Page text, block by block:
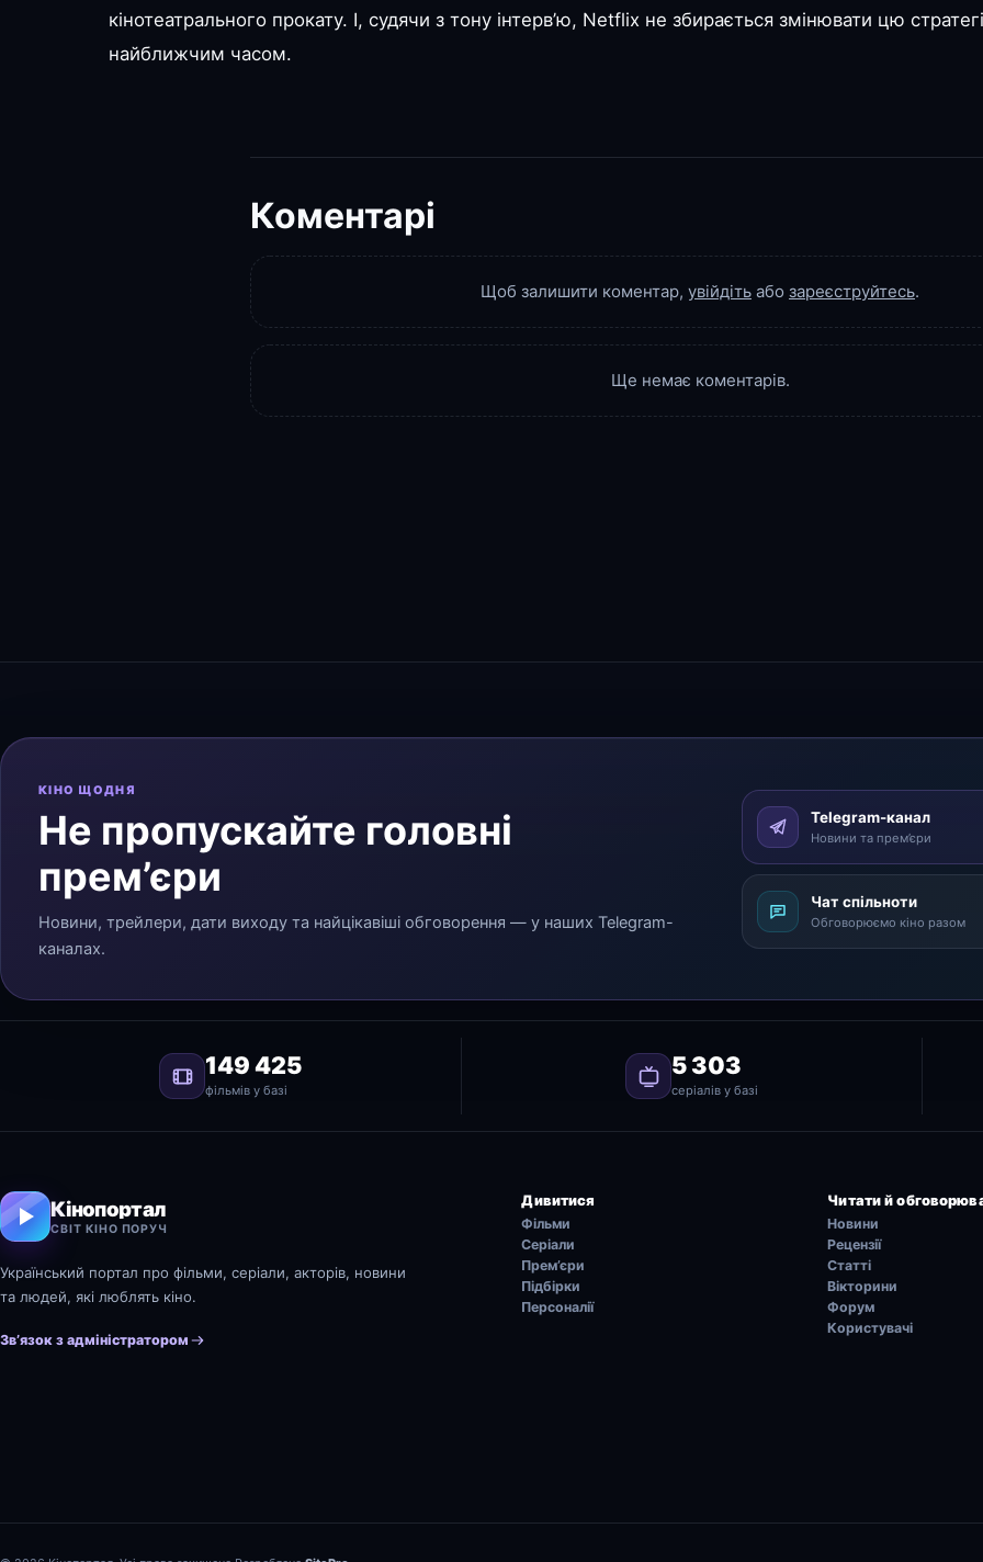
кінотеатрального прокату. І, судячи з тону інтерв’ю, Netflix не збирається змінювати цю
найближчим часом.
Коментарі
Щоб залишити коментар, увійдіть або зареєструйтесь.
Ще немає коментарів.
КІНО ЩОДНЯ
Не пропускайте головні
прем’єри
Новини, трейлери, дати виходу та найцікавіші обговорення — у наших Telegram-
каналах.
Telegram-канал
Новини та прем’єри
Чат спільноти
Обговорюємо кіно разом
149 425
фільмів у базі
5 303
серіалів у базі
Кінопортал
СВІТ КІНО ПОРУЧ
Український портал про фільми, серіали, акторів, новини
та людей, які люблять кіно.
Зв’язок з адміністратором
Дивитися
Фільми
Серіали
Прем’єри
Підбірки
Персоналії
Читати й
Новини
Рецензії
Статті
Вікторини
Форум
Користувачі